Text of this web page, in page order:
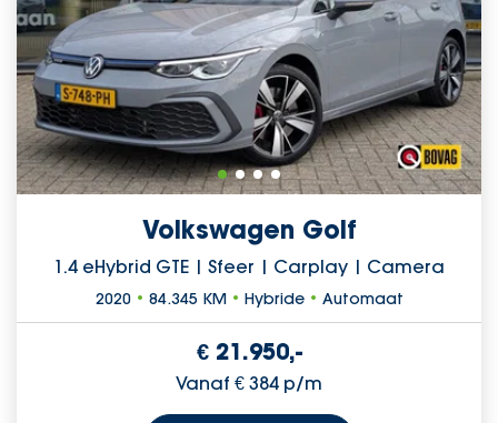
Volkswagen Golf
1.4 eHybrid GTE | Sfeer | Carplay | Camera
2020• 84.345 KM• Hybride• Automaat
€ 21.950,-
Vanaf € 384 p/m